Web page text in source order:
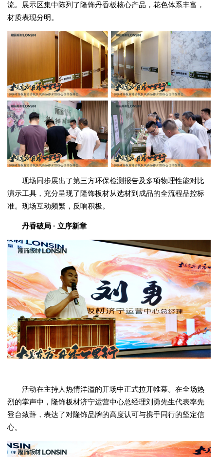
流。展示区集中陈列了隆饰丹香板核心产品，花色体系丰富，
材质表现分明。
现场同步展出了第三方环保检测报告及多项物理性能对比
演示工具，充分呈现了隆饰板材从选材到成品的全流程品控标
准。现场互动频繁，反响积极。
丹香破局 · 立序新章
活动在主持人热情洋溢的开场中正式拉开帷幕。在全场热
烈的掌声中，隆饰板材济宁运营中心总经理刘勇先生代表率先
登台致辞，表达了对隆饰品牌的高度认可与携手同行的坚定信
心。